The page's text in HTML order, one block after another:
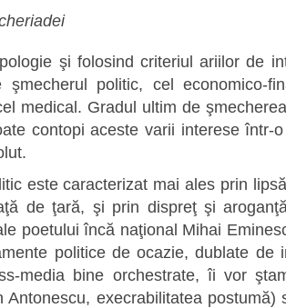
şi folosind criteriul ariilor de
şmecherul politic, cel economico-
medical. Gradul ultim de
contopi aceste varii interese într-
este caracterizat mai ales prin
de ţară, şi prin dispreţ şi
poetului încă naţional Mihai
politice de ocazie, dublate de
media bine orchestrate, îi vor
Antonescu, execrabilitatea postumă)